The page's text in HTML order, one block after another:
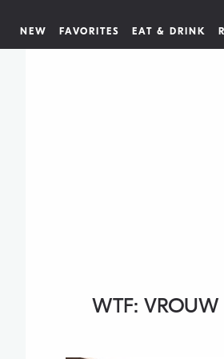
NEW FAVORITES EAT & DRINK
WTF: